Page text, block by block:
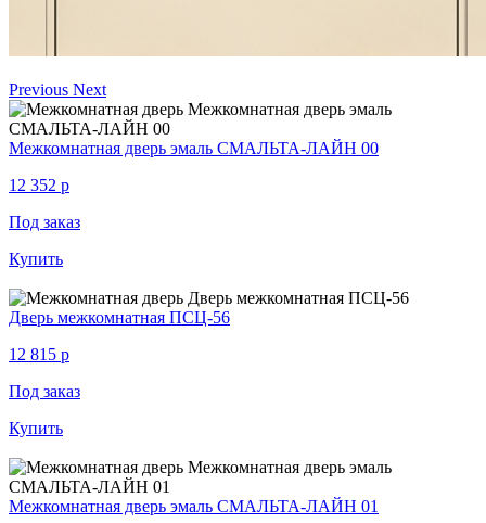
Previous Next
Межкомнатная дверь эмаль СМАЛЬТА-ЛАЙН 00
12 352 p
Под заказ
Купить
Дверь межкомнатная ПСЦ-56
12 815 p
Под заказ
Купить
Межкомнатная дверь эмаль СМАЛЬТА-ЛАЙН 01